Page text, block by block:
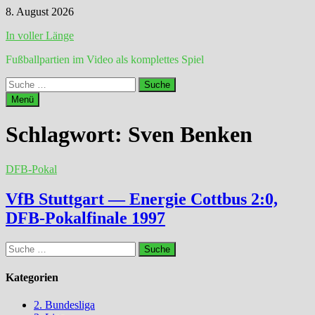
Zum
springen
8. August 2026
In voller Länge
Fußballpartien im Video als komplettes Spiel
Suche
nach:
Menü
Schlagwort: Sven Benken
DFB-Pokal
VfB Stuttgart — Energie Cottbus 2:0,
DFB-Pokalfinale 1997
Suche
nach:
Kategorien
2. Bundesliga